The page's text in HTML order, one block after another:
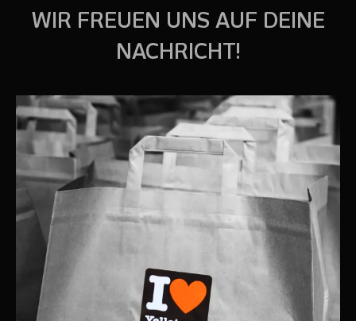
WIR FREUEN UNS AUF DEINE
NACHRICHT!